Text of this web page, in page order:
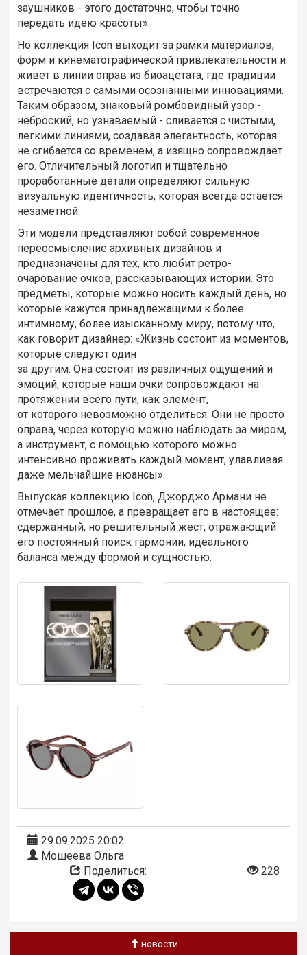
заушников - этого достаточно, чтобы точно
передать идею красоты».
Но коллекция Icon выходит за рамки материалов,
форм и кинематографической привлекательности и
живет в линии оправ из биоацетата, где традиции
встречаются с самыми осознанными инновациями.
Таким образом, знаковый ромбовидный узор -
неброский, но узнаваемый - сливается с чистыми,
легкими линиями, создавая элегантность, которая
не сгибается со временем, а изящно сопровождает
его. Отличительный логотип и тщательно
проработанные детали определяют сильную
визуальную идентичность, которая всегда остается
незаметной.
Эти модели представляют собой современное
переосмысление архивных дизайнов и
предназначены для тех, кто любит ретро-
очарование очков, рассказывающих истории. Это
предметы, которые можно носить каждый день, но
которые кажутся принадлежащими к более
интимному, более изысканному миру, потому что,
как говорит дизайнер: «Жизнь состоит из моментов,
которые следуют один
за другим. Она состоит из различных ощущений и
эмоций, которые наши очки сопровождают на
протяжении всего пути, как элемент,
от которого невозможно отделиться. Они не просто
оправа, через которую можно наблюдать за миром,
а инструмент, с помощью которого можно
интенсивно проживать каждый момент, улавливая
даже мельчайшие нюансы».
Выпуская коллекцию Icon, Джорджо Армани не
отмечает прошлое, а превращает его в настоящее:
сдержанный, но решительный жест, отражающий
его постоянный поиск гармонии, идеального
баланса между формой и сущностью.
29.09.2025 20:02
Мошеева Ольга
Поделиться:
228
новости